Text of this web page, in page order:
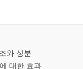
와 성분
대한 효과